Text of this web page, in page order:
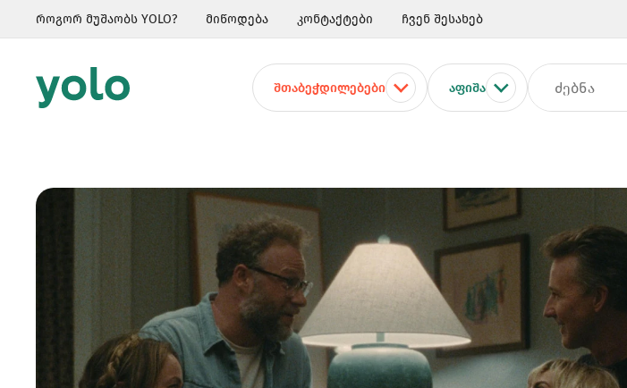
როგორ მუშაობს YOLO? მიწოდება კონტაქტები ჩვენ შესახებ
ᲨᲗᲐᲑᲔᲭᲓᲘᲚᲔᲑᲔᲑᲘ ᲐᲤᲘᲨᲐ